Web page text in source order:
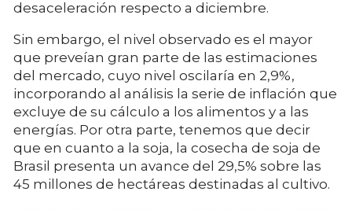
desaceleración respecto a diciembre.
Sin embargo, el nivel observado es el mayor
que preveían gran parte de las estimaciones
del mercado, cuyo nivel oscilaría en 2,9%,
incorporando al análisis la serie de inflación que
excluye de su cálculo a los alimentos y a las
energías. Por otra parte, tenemos que decir
que en cuanto a la soja, la cosecha de soja de
Brasil presenta un avance del 29,5% sobre las
45 millones de hectáreas destinadas al cultivo.